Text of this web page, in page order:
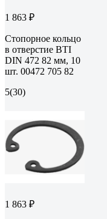
1 863 ₽
Стопорное кольцо
в отверстие BTI
DIN 472 82 мм, 10
шт. 00472 705 82
5(30)
1 863 ₽